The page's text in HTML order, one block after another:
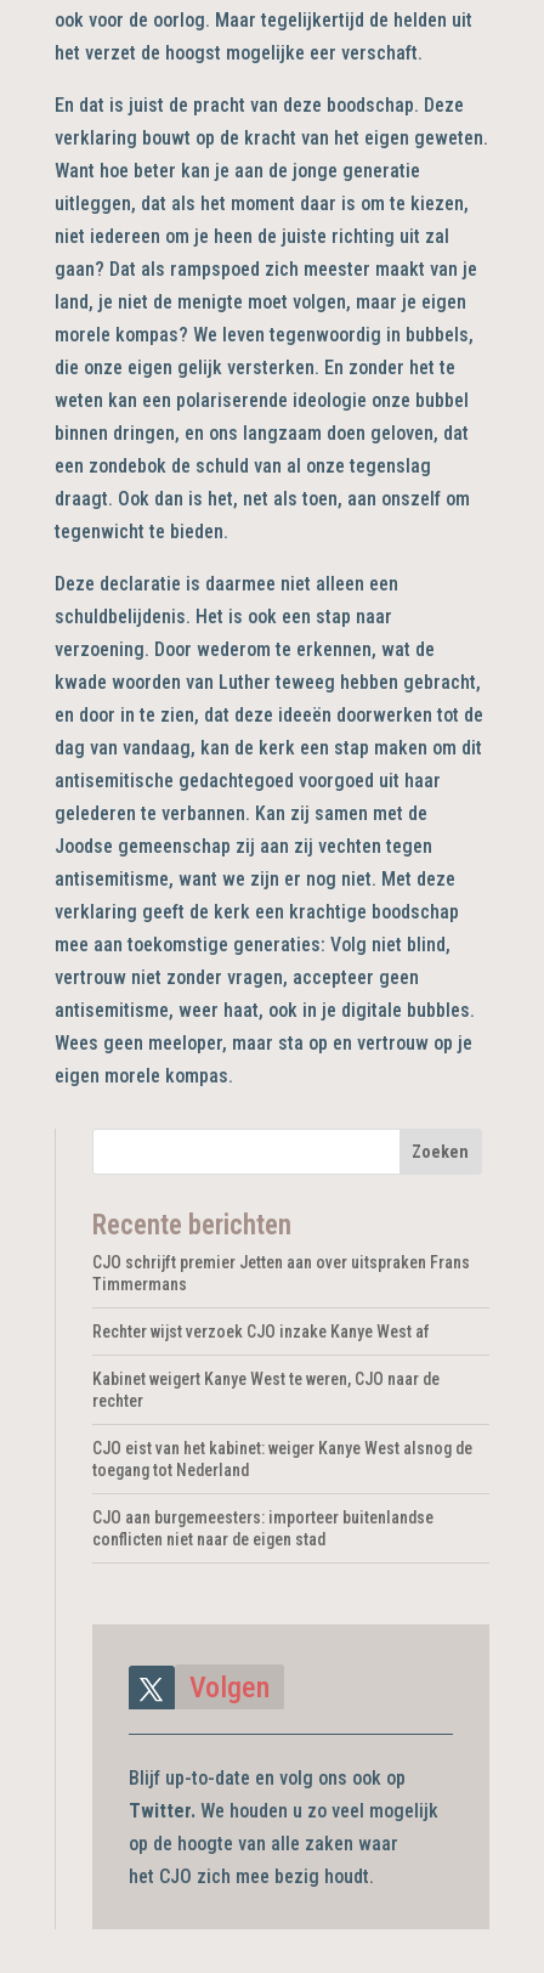
ook voor de oorlog. Maar tegelijkertijd de helden uit
het verzet de hoogst mogelijke eer verschaft.
En dat is juist de pracht van deze boodschap. Deze
verklaring bouwt op de kracht van het eigen geweten.
Want hoe beter kan je aan de jonge generatie
uitleggen, dat als het moment daar is om te kiezen,
niet iedereen om je heen de juiste richting uit zal
gaan? Dat als rampspoed zich meester maakt van je
land, je niet de menigte moet volgen, maar je eigen
morele kompas? We leven tegenwoordig in bubbels,
die onze eigen gelijk versterken. En zonder het te
weten kan een polariserende ideologie onze bubbel
binnen dringen, en ons langzaam doen geloven, dat
een zondebok de schuld van al onze tegenslag
draagt. Ook dan is het, net als toen, aan onszelf om
tegenwicht te bieden.
Deze declaratie is daarmee niet alleen een
schuldbelijdenis. Het is ook een stap naar
verzoening. Door wederom te erkennen, wat de
kwade woorden van Luther teweeg hebben gebracht,
en door in te zien, dat deze ideeën doorwerken tot de
dag van vandaag, kan de kerk een stap maken om dit
antisemitische gedachtegoed voorgoed uit haar
gelederen te verbannen. Kan zij samen met de
Joodse gemeenschap zij aan zij vechten tegen
antisemitisme, want we zijn er nog niet. Met deze
verklaring geeft de kerk een krachtige boodschap
mee aan toekomstige generaties: Volg niet blind,
vertrouw niet zonder vragen, accepteer geen
antisemitisme, weer haat, ook in je digitale bubbles.
Wees geen meeloper, maar sta op en vertrouw op je
eigen morele kompas.
Recente berichten
CJO schrijft premier Jetten aan over uitspraken Frans
Timmermans
Rechter wijst verzoek CJO inzake Kanye West af
Kabinet weigert Kanye West te weren, CJO naar de
rechter
CJO eist van het kabinet: weiger Kanye West alsnog de
toegang tot Nederland
CJO aan burgemeesters: importeer buitenlandse
conflicten niet naar de eigen stad
Volgen
Blijf up-to-date en volg ons ook op
Twitter. We houden u zo veel mogelijk
op de hoogte van alle zaken waar
het CJO zich mee bezig houdt.